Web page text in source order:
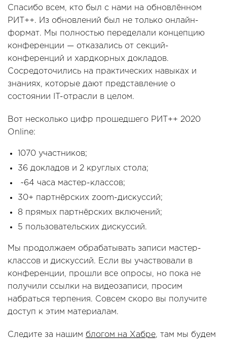
Спасибо всем, кто был с нами на обновлённом
РИТ++. Из обновлений был не только онлайн-
формат. Мы полностью переделали концепцию
конференции — отказались от секций-
конференций и хардкорных докладов.
Сосредоточились на практических навыках и
знаниях, которые дают представление о
состоянии IT-отрасли в целом.
Вот несколько цифр прошедшего РИТ++ 2020
Online:
1070 участников;
36 докладов и 2 круглых стола;
~64 часа мастер-классов;
30+ партнёрских zoom-дискуссий;
8 прямых партнёрских включений;
5 пользовательских дискуссий.
Мы продолжаем обрабатывать записи мастер-
классов и дискуссий. Если вы участвовали в
конференции, прошли все опросы, но пока не
получили ссылки на видеозаписи, просим
набраться терпения. Совсем скоро вы получите
доступ к этим материалам.
Следите за нашим блогом на Хабре, там мы будем